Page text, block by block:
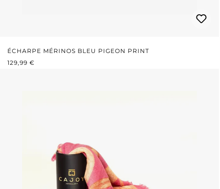
ÉCHARPE MÉRINOS BLEU PIGEON PRINT
PRIX RÉGULIER :
129,99 €